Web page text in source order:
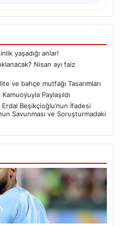
yaşadığı anlar!
Nisan ayı faiz
ve bahçe mutfağı Tasarımları
Paylaşıldı
Beşikçioğlu’nun İfadesi
Savunması ve Soruşturmadaki